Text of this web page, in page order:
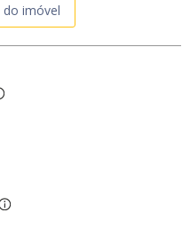
do imóvel